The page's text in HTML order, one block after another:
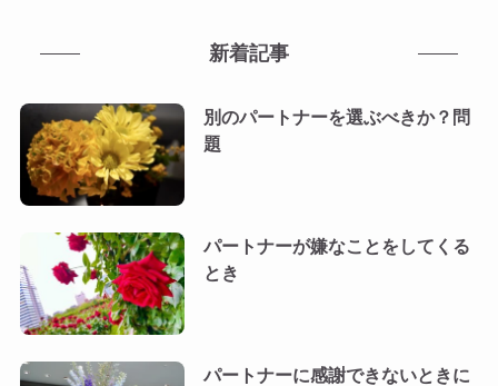
新着記事
別のパートナーを選ぶべきか？問
題
パートナーが嫌なことをしてくる
とき
パートナーに感謝できないときに